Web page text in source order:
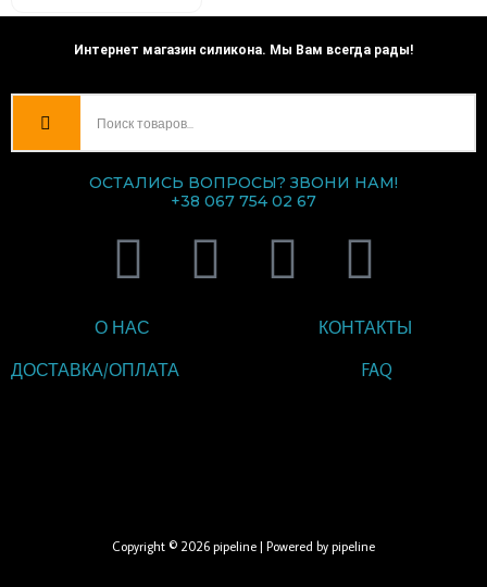
Интернет магазин силикона. Мы Вам всегда рады!
ОСТАЛИСЬ ВОПРОСЫ? ЗВОНИ НАМ!
+38 067 754 02 67
V
i
b
T I F
a
c
О НАС
КОНТАКТЫ
ДОСТАВКА/ОПЛАТА
FAQ
Copyright © 2026 pipeline | Powered by pipeline